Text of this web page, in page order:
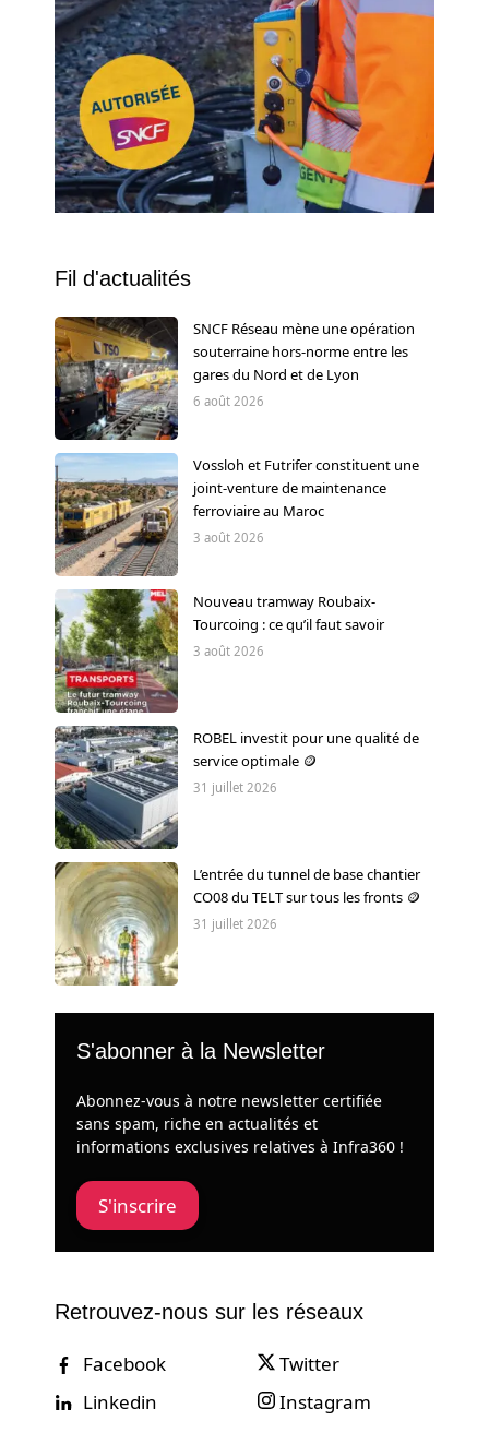
Fil d'actualités
SNCF Réseau mène une opération
souterraine hors-norme entre les
gares du Nord et de Lyon
6 août 2026
Vossloh et Futrifer constituent une
joint-venture de maintenance
ferroviaire au Maroc
3 août 2026
Nouveau tramway Roubaix-
Tourcoing : ce qu’il faut savoir
3 août 2026
ROBEL investit pour une qualité de
service optimale 🪙
31 juillet 2026
L’entrée du tunnel de base chantier
CO08 du TELT sur tous les fronts 🪙
31 juillet 2026
S'abonner à la Newsletter
Abonnez-vous à notre newsletter certifiée
sans spam, riche en actualités et
informations exclusives relatives à Infra360 !
S'inscrire
Retrouvez-nous sur les réseaux
Facebook
Twitter
Linkedin
Instagram